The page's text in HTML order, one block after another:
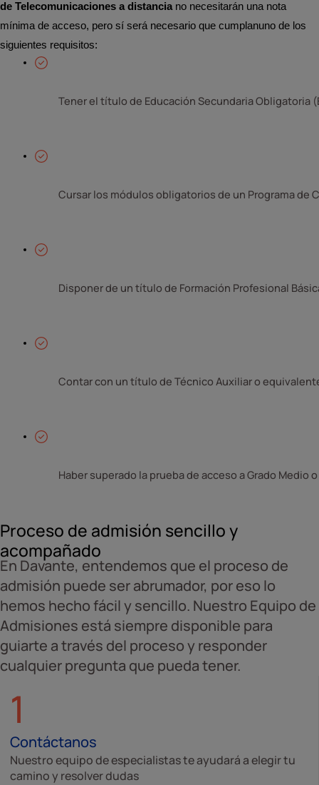
de Telecomunicaciones a distancia no necesitarán una nota
mínima de acceso, pero sí será necesario que cumplanuno de los
siguientes requisitos:
Tener el título de Educación Secundaria Obligatoria
Cursar los módulos obligatorios de un Programa de
Disponer de un título de Formación Profesional
Contar con un título de Técnico Auxiliar o
Haber superado la prueba de acceso a Grado Medio
Proceso de admisión sencillo y
acompañado
En Davante, entendemos que el proceso de
admisión puede ser abrumador, por eso lo
hemos hecho fácil y sencillo. Nuestro Equipo de
Admisiones está siempre disponible para
guiarte a través del proceso y responder
cualquier pregunta que pueda tener.
1
Contáctanos
Nuestro equipo de especialistas te ayudará a elegir tu
camino y resolver dudas